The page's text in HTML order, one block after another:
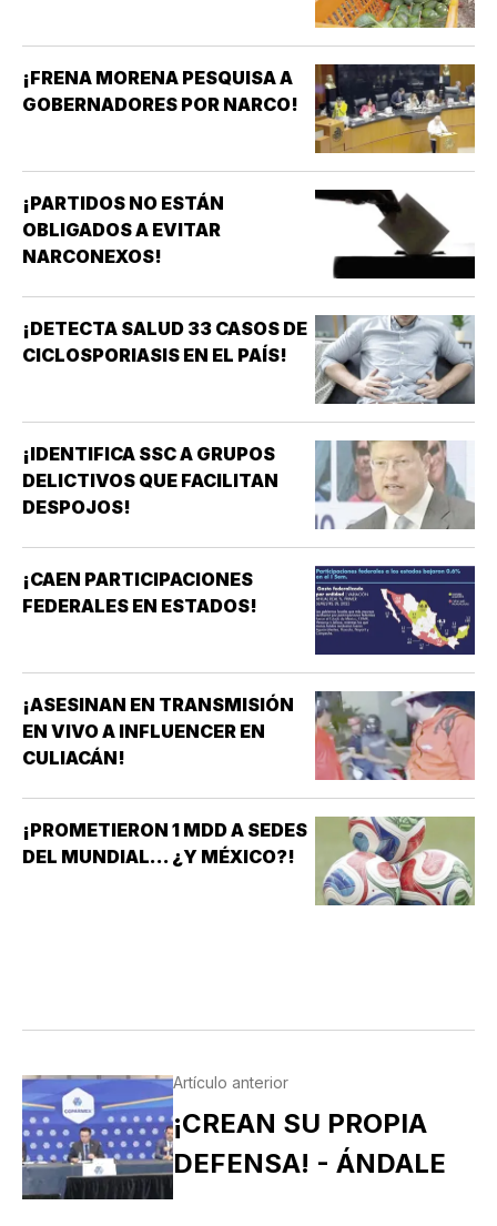
¡FRENA MORENA PESQUISA A
GOBERNADORES POR NARCO!
¡PARTIDOS NO ESTÁN
OBLIGADOS A EVITAR
NARCONEXOS!
¡DETECTA SALUD 33 CASOS DE
CICLOSPORIASIS EN EL PAÍS!
¡IDENTIFICA SSC A GRUPOS
DELICTIVOS QUE FACILITAN
DESPOJOS!
¡CAEN PARTICIPACIONES
FEDERALES EN ESTADOS!
¡ASESINAN EN TRANSMISIÓN
EN VIVO A INFLUENCER EN
CULIACÁN!
¡PROMETIERON 1 MDD A SEDES
DEL MUNDIAL... ¿Y MÉXICO?!
Artículo anterior
¡CREAN SU PROPIA
DEFENSA! - ÁNDALE